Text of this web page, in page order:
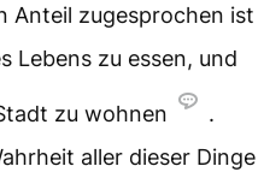
Anteil zugesprochen ist
Lebens zu essen, und
zu wohnen .
aller dieser Dinge